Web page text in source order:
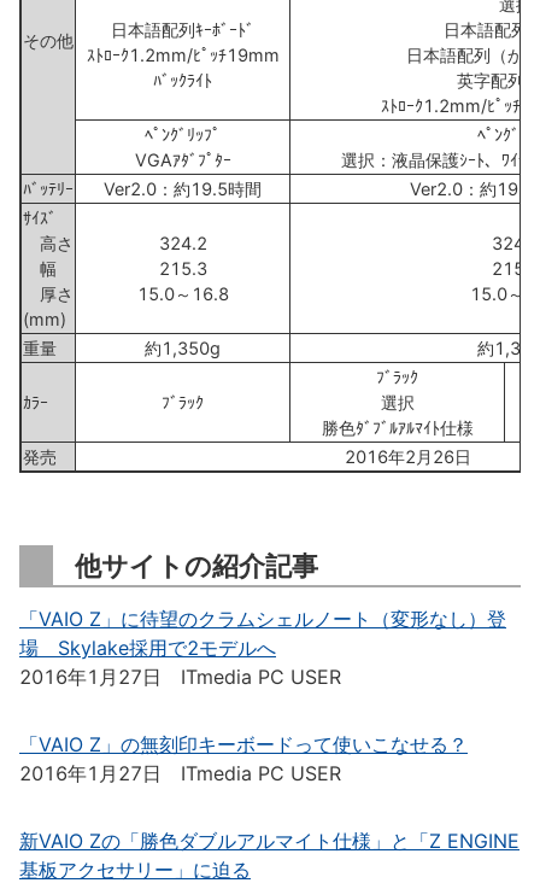
その他
日本語配列ｷｰﾎﾞｰﾄﾞ
ｽﾄﾛｰｸ1.2mm/ﾋﾟｯﾁ19mm
ﾊﾞｯｸﾗｲﾄ
選択
日本語配列ｷ
日本語配列（か
英字配列ｷ
ｽﾄﾛｰｸ1.2mm/ﾋﾟｯﾁ
ﾍﾟﾝｸﾞﾘｯﾌﾟ
VGAｱﾀﾞﾌﾟﾀｰ
ﾍﾟﾝｸﾞﾘｯ
選択：液晶保護ｼｰﾄ、ﾜｲﾔﾚ
ﾊﾞｯﾃﾘｰ
Ver2.0：約19.5時間
Ver2.0：約19.4
ｻｲｽﾞ
高さ
幅
厚さ
(mm)
324.2
215.3
15.0～16.8
324.2
215.3
15.0～
重量 約1,350g 約
ｶﾗｰ ﾌﾞﾗｯｸ
ﾌﾞﾗｯｸ
選択
勝色ﾀﾞﾌﾞﾙｱﾙﾏｲﾄ仕様
発売
2016年2月26日
他サイトの紹介記事
「VAIO Z」に待望のクラムシェルノート（変形なし）登
場 Skylake採用で2モデルへ
2016年1月27日 ITmedia PC USER
「VAIO Z」の無刻印キーボードって使いこなせる？
2016年1月27日 ITmedia PC USER
新VAIO Zの「勝色ダブルアルマイト仕様」と「Z ENGINE
基板アクセサリー」に迫る